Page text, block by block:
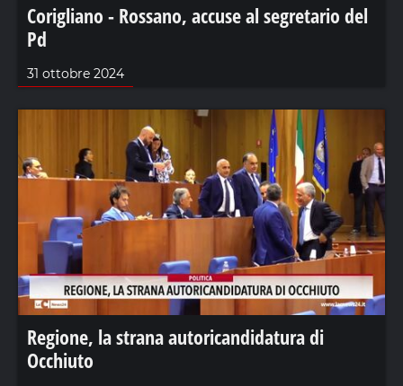
Corigliano - Rossano, accuse al segretario del
Pd
31 ottobre 2024
Regione, la strana autoricandidatura di
Occhiuto